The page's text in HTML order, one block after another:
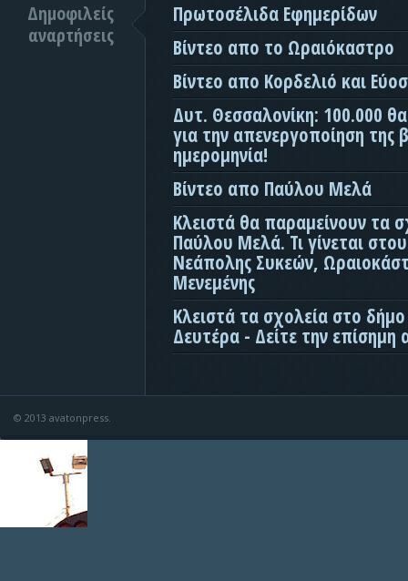
Δημοφιλείς
αναρτήσεις
Πρωτοσέλιδα Εφημερίδων
Βίντεο απο το Ωραιόκαστρο
Βίντεο απο Κορδελιό και
Δυτ. Θεσσαλονίκη: 100.000
για την απενεργοποίηση της
ημερομηνία!
Βίντεο απο Παύλου Μελά
Κλειστά θα παραμείνουν τα
Παύλου Μελά. Τι γίνεται
Νεάπολης Συκεών,
Μενεμένης
Κλειστά τα σχολεία στο
Δευτέρα - Δείτε την επίσημη
© 2013 avatonpress.